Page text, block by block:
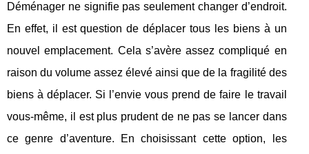
Déménager ne signifie pas seulement changer d’endroit.
En effet, il est question de déplacer tous les biens à un
nouvel emplacement. Cela s’avère assez compliqué en
raison du volume assez élevé ainsi que de la fragilité des
biens à déplacer. Si l’envie vous prend de faire le travail
vous-même, il est plus prudent de ne pas se lancer dans
ce genre d’aventure. En choisissant cette option, les